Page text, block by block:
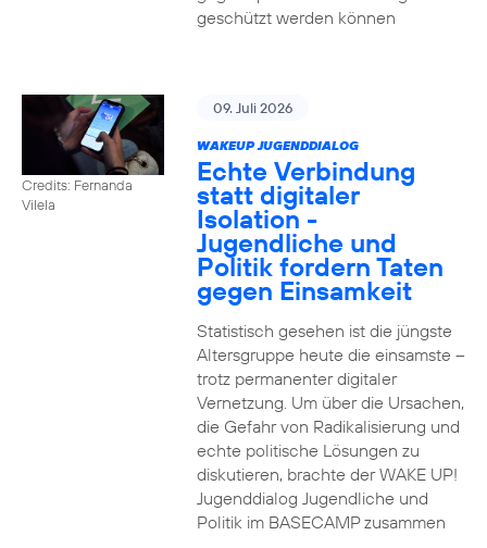
geschützt werden können
Credits: Fernanda
Vilela
09. Juli 2026
WAKEUP JUGENDDIALOG
Echte Verbindung
statt digitaler
Isolation -
Jugendliche und
Politik fordern Taten
gegen Einsamkeit
Statistisch gesehen ist die jüngste
Altersgruppe heute die einsamste –
trotz permanenter digitaler
Vernetzung. Um über die Ursachen,
die Gefahr von Radikalisierung und
echte politische Lösungen zu
diskutieren, brachte der WAKE UP!
Jugenddialog Jugendliche und
Politik im BASECAMP zusammen